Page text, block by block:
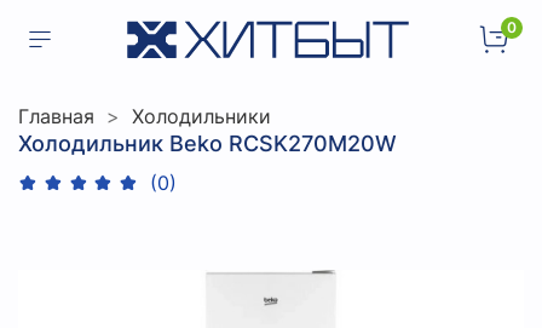
0
Главная Холодильники
Холодильник Beko RCSK270M20W
(0)